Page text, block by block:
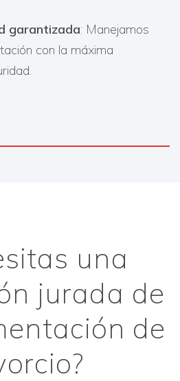
garantizada: Manejamos
con la máxima
una
jurada de
de